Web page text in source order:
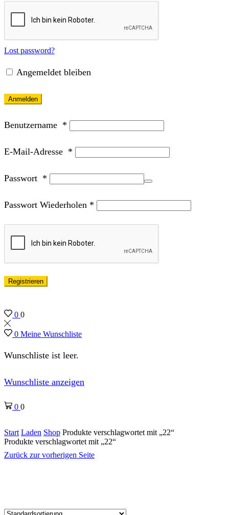
Lost password?
Angemeldet bleiben
Anmelden
Benutzername *
E-Mail-Adresse *
Passwort *
Passwort Wiederholen *
Registrieren
0 0
0 Meine Wunschliste
Wunschliste ist leer.
Wunschliste anzeigen
0 0
Start Laden Shop Produkte verschlagwortet mit „22“
Produkte verschlagwortet mit „22“
Zurück zur vorherigen Seite